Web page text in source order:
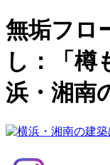
無垢フロ
し：「樽
浜・湘南